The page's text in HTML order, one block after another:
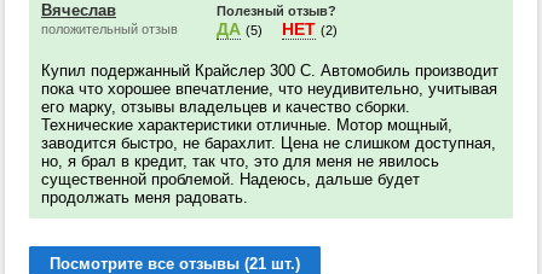
Вячеслав
положительный отзыв
Полезный отзыв?
ДА (5) НЕТ (2)
Купил подержанный Крайслер 300 С. Автомобиль производит
пока что хорошее впечатление, что неудивительно, учитывая
его марку, отзывы владельцев и качество сборки.
Технические характеристики отличные. Мотор мощный,
заводится быстро, не барахлит. Цена не слишком доступная,
но, я брал в кредит, так что, это для меня не явилось
существенной проблемой. Надеюсь, дальше будет
продолжать меня радовать.
Посмотрите все отзывы (21 шт.)